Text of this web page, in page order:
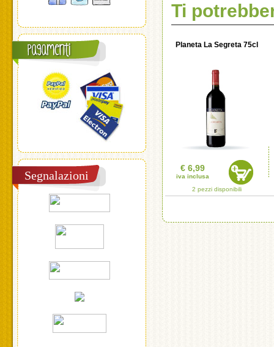
Segnalazioni
Ti
Planeta La Segreta 75cl
€ 6,99
iva inclusa
2 pezzi disponibili